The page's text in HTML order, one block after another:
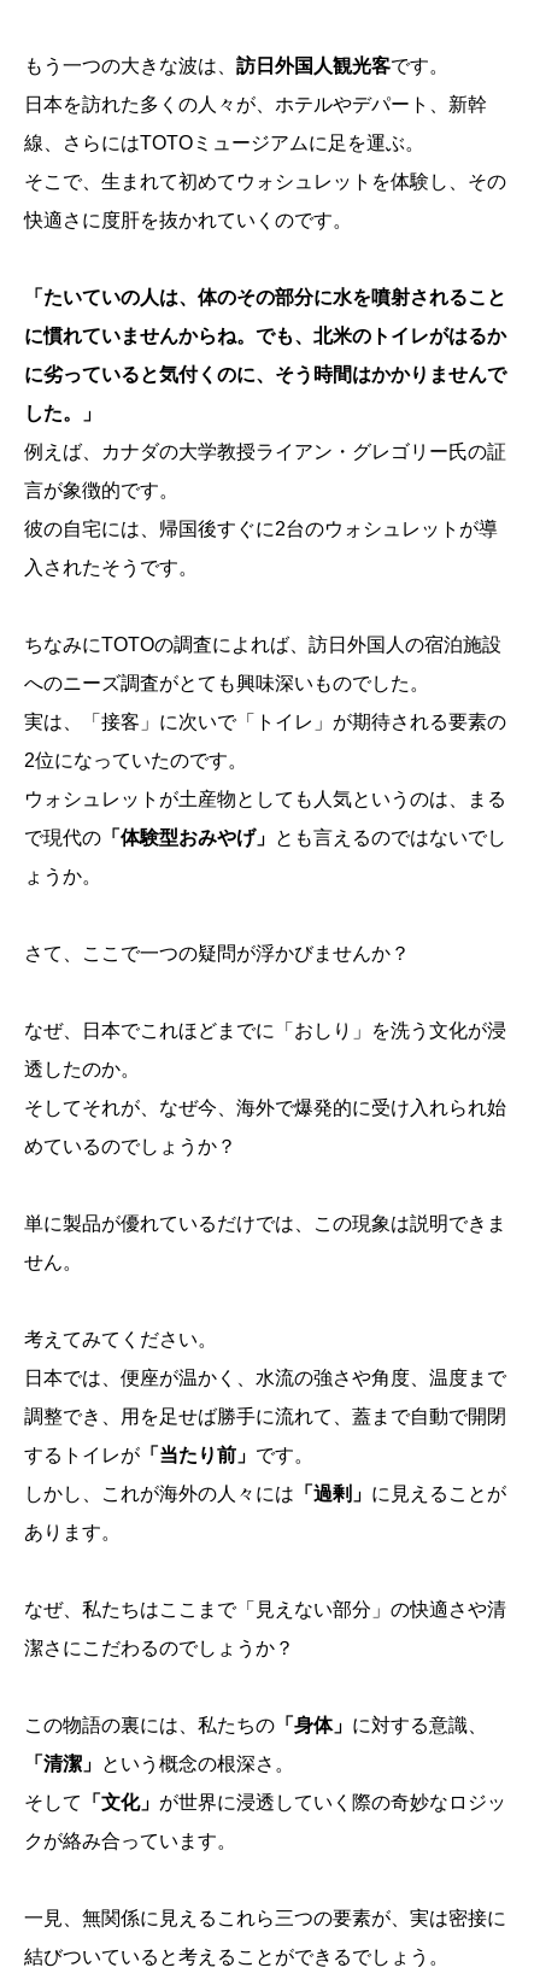
もう一つの大きな波は、 訪日外国人観光客です。
日本を訪れた多くの人々が、ホテルやデパート、新幹
線、さらにはTOTOミュージアムに足を運ぶ。
そこで、生まれて初めてウォシュレットを体験し、その
快適さに度肝を抜かれていくのです。
「たいていの人は、体のその部分に水を噴射されること
に慣れていませんからね。でも、北米のトイレがはるか
に劣っていると気付くのに、そう時間はかかりませんで
した。」
例えば、カナダの大学教授ライアン・グレゴリー氏の証
言が象徴的です。
彼の自宅には、帰国後すぐに2台のウォシュレットが導
入されたそうです。
ちなみにTOTOの調査によれば、訪日外国人の宿泊施設
へのニーズ調査がとても興味深いものでした。
実は、「接客」に次いで「トイレ」が期待される要素の
2位になっていたのです。
ウォシュレットが土産物としても人気というのは、まる
で現代の 「体験型おみやげ」 とも言えるのではないでし
ょうか。
さて、ここで一つの疑問が浮かびませんか？
なぜ、日本でこれほどまでに「おしり」を洗う文化が浸
透したのか。
そしてそれが、なぜ今、海外で爆発的に受け入れられ始
めているのでしょうか？
単に製品が優れているだけでは、この現象は説明できま
せん。
考えてみてください。
日本では、便座が温かく、水流の強さや角度、温度まで
調整でき、用を足せば勝手に流れて、蓋まで自動で開閉
するトイレが 「当たり前」 です。
しかし、これが海外の人々には 「過剰」 に見えることが
あります。
なぜ、私たちはここまで「見えない部分」の快適さや清
潔さにこだわるのでしょうか？
この物語の裏には、私たちの 「身体」 に対する意識、
「清潔」 という概念の根深さ。
そして
「文化」 が世界に浸透していく際の奇妙なロジッ
クが絡み合っています。
一見、無関係に見えるこれら三つの要素が、実は密接に
結びついていると考えることができるでしょう。